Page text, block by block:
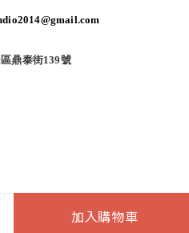
加入購物車
鼎泰街139號